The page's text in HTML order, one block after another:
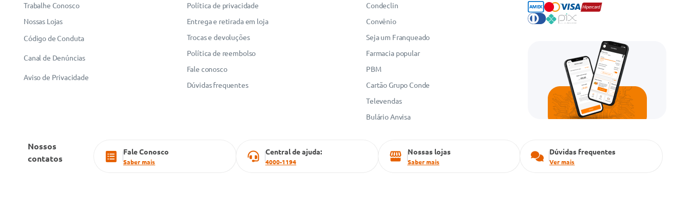
Trabalhe Conosco
Nossas Lojas
Código de Conduta
Canal de Denúncias
Aviso de Privacidade
Política de privacidade
Entrega e retirada em loja
Trocas e devoluções
Política de reembolso
Fale conosco
Dúvidas frequentes
Condeclin
Convênio
Seja um Franqueado
Farmacia popular
PBM
Cartão Grupo Conde
Televendas
Bulário Anvisa
Nossos
contatos
Fale Conosco
Saber mais
Central de ajuda:
4000-1194
Nossas lojas
Saber mais
Dúvidas frequentes
Ver mais